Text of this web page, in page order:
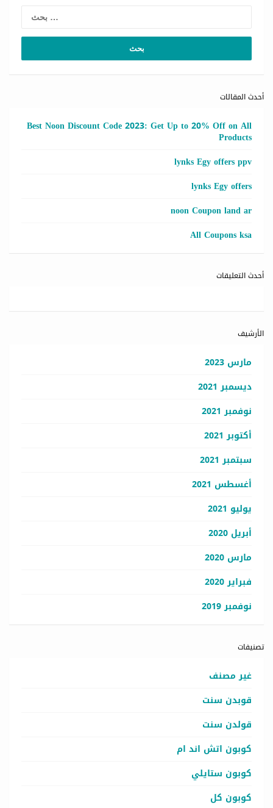
أحدث المقالات
Best Noon Discount Code 2023: Get Up to 20% Off on All
Products
lynks Egy offers ppv
lynks Egy offers
noon Coupon land ar
All Coupons ksa
أحدث التعليقات
الأرشيف
مارس 2023
ديسمبر 2021
نوفمبر 2021
أكتوبر 2021
سبتمبر 2021
أغسطس 2021
يوليو 2021
أبريل 2020
مارس 2020
فبراير 2020
نوفمبر 2019
تصنيفات
غير مصنف
قوبدن سنت
قولدن سنت
كوبون اتش اند ام
كوبون ستايلي
كوبون كل